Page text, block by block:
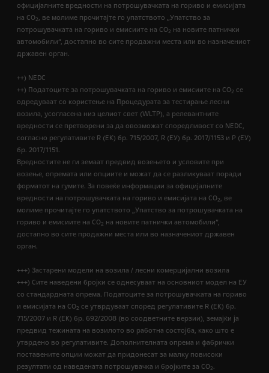
официјалните вредности на потрошувачката на гориво и емисијата
на CO2, ве молиме прочитајте го упатството „Упатство за
потрошувачката на гориво и емисиите на CO2 на новите патнички
автомобили“, достапно во сите продажни места или во назначениот
државен орган.
++) NEDC
++) Податоците за потрошувачката на гориво и емисиите на CO2 се
одредуваат со користење на Процедурата за тестирање лесни
возила, усогласена низ целиот свет (WLTP), а релевантните
вредности се претворени за да овозможат споредливост со NEDC,
согласно регулативите R (EК) бр. 715/2007, R (ЕУ) бр. 2017/1153 и Р (ЕУ)
бр. 2017/1151.
Вредностите не ги земаат предвид возењето и условите при
возење, опремата или опциите и можат да се разликуваат поради
форматот на гумите. За повеќе информации за официјалните
вредности на потрошувачката на гориво и емисијата на CO2, ве
молиме прочитајте го упатството „Упатство за потрошувачката на
гориво и емисиите на CO2 на новите патнички автомобили“,
достапно во сите продажни места или во назначениот државен
орган.
+++) Застарени модели на возила / лесни комерцијални возила
+++) Сите наведени бројки се однесуваат на основниот модел на ЕУ
со стандардната опрема. Податоците за потрошувачката на гориво
и емисијата на СО2 се утврдуваат според регулативите R (ЕК) бр.
715/2007 и R (ЕК) бр. 692/2008 (во соодветните верзии), земајќи ја
предвид тежината на возилото во работна состојба, како што е
утврдено во регулативите. Дополнителната опрема и фабрички
поставените опции можат да придонесат за малку повисоки
резултати од наведената потрошувачка и бројките за CO2.